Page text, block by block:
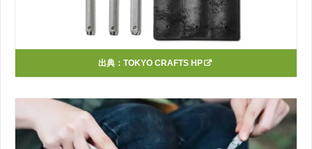
出典： TOKYO CRAFTS HP